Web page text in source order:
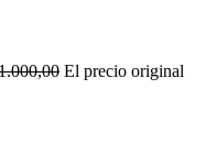
El precio original